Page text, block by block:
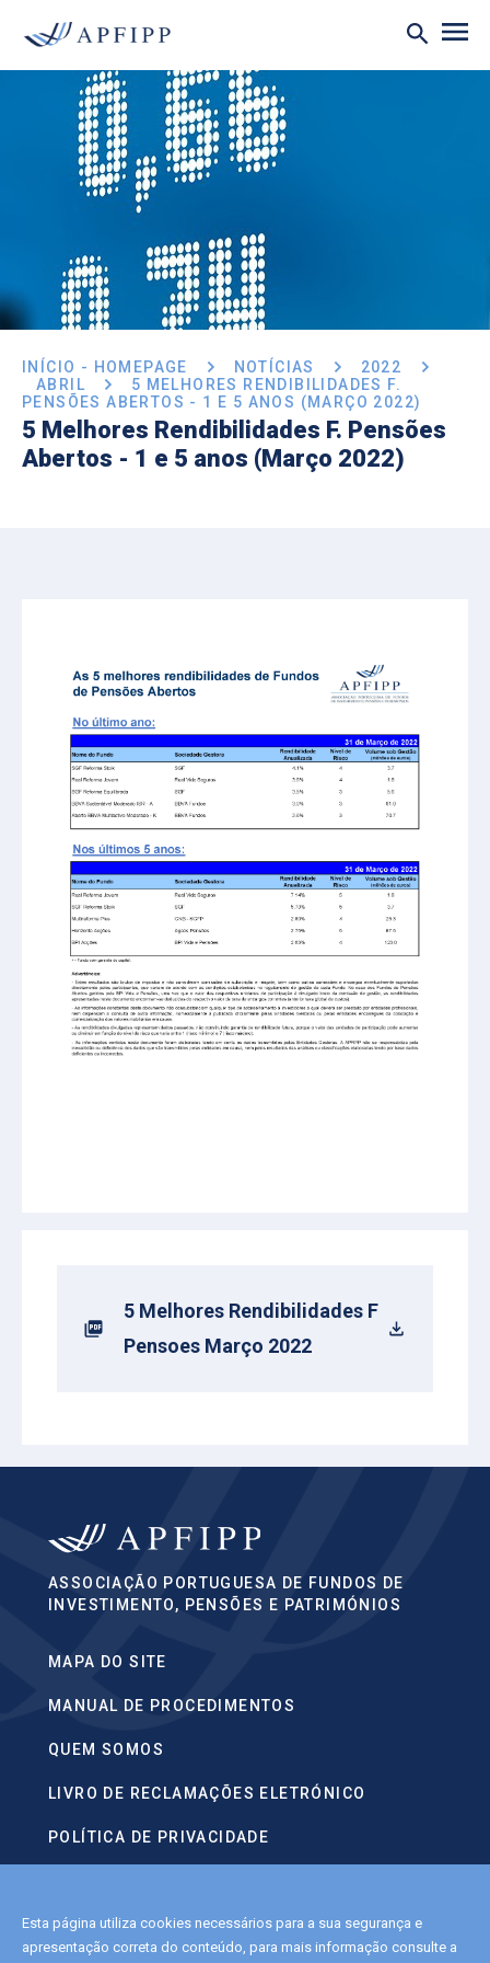
INÍCIO - HOMEPAGE NOTÍCIAS
2022
ABRIL
5 MELHORES RENDIBILIDADES F.
PENSÕES ABERTOS - 1 E 5 ANOS (MARÇO 2022)
5 Melhores Rendibilidades F. Pensões
Abertos - 1 e 5 anos (Março 2022)
5 Melhores Rendibilidades F
Pensoes Março 2022
Esta página utiliza cookies necessários para a sua segurança e
apresentação correta do conteúdo, para mais informação consulte a
ASSOCIAÇÃO PORTUGUESA DE FUNDOS DE
INVESTIMENTO, PENSÕES E PATRIMÓNIOS
MAPA DO SITE
MANUAL DE PROCEDIMENTOS
QUEM SOMOS
LIVRO DE RECLAMAÇÕES ELETRÓNICO
POLÍTICA DE PRIVACIDADE
POLÍTICA DE COOKIES